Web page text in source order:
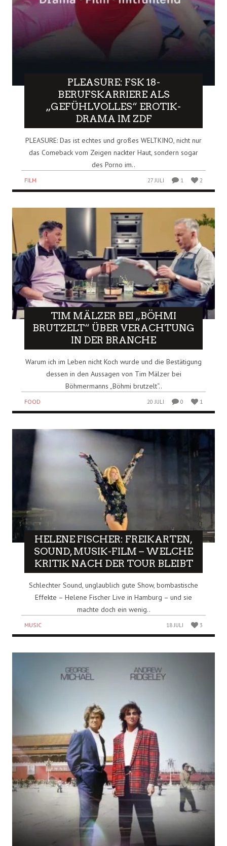
PLEASURE: FSK 18-
BERUFSKARRIERE ALS
„GEFÜHLVOLLES“ EROTIK-
DRAMA IM ZDF
PLEASURE: Das ist echtes und großes WELTKINO, nicht nur
das Comeback vom Zeigen nackter Haut, sondern sogar
des Porno im..
FILM 27 JULI 1 2
TIM MÄLZER BEI „BÖHMI
BRUTZELT“ ÜBER VERACHTUNG
IN DER BRANCHE
Warum ich im Leben nicht Koch wurde und die Bestätigung
dessen in den Aussagen von Tim Mälzer bei
Böhmermanns „Böhmi brutzelt“..
FOOD 20 JULI 0 1
HELENE FISCHER: FREIKARTEN,
SOUND, MUSIK-FILM – WELCHE
KRITIK NACH DER TOUR BLEIBT
Schlechter Sound, unglaublich gute Show, bombastische
Effekte – Helene Fischer Live in Hamburg – und sie
machte doch ein wenig..
MUSIC 18 JULI 3